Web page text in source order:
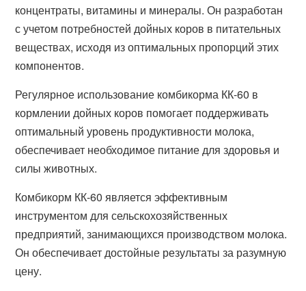
концентраты, витамины и минералы. Он разработан
с учетом потребностей дойных коров в питательных
веществах, исходя из оптимальных пропорций этих
компонентов.
Регулярное использование комбикорма КК-60 в
кормлении дойных коров помогает поддерживать
оптимальный уровень продуктивности молока,
обеспечивает необходимое питание для здоровья и
силы животных.
Комбикорм КК-60 является эффективным
инструментом для сельскохозяйственных
предприятий, занимающихся производством молока.
Он обеспечивает достойные результаты за разумную
цену.